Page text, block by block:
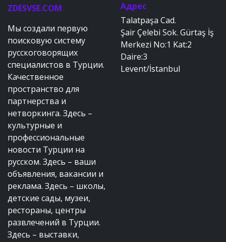
ZDESVSE.COM
Мы создали первую
поисковую систему
русскоговорящих
специалистов в Турции.
Качественное
пространство для
партнерства и
нетворкинга. Здесь –
культурные и
профессиональные
новости Турции на
русском. Здесь – ваши
объявления, вакансии и
реклама. Здесь – школы,
детские сады, музеи,
рестораны, центры
развлечений в Турции.
Здесь – выставки,
Адрес
Talatpaşa Cad.
Şair Çelebi Sok. Gürtaş İş
Merkezi No:1 Kat:2
Daire:3
Levent/İstanbul